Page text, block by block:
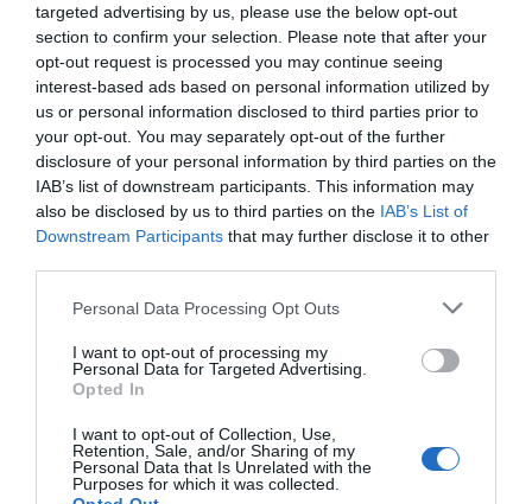
targeted advertising by us, please use the below opt-out
section to confirm your selection. Please note that after your
opt-out request is processed you may continue seeing
interest-based ads based on personal information utilized by
us or personal information disclosed to third parties prior to
your opt-out. You may separately opt-out of the further
disclosure of your personal information by third parties on the
IAB’s list of downstream participants. This information may
also be disclosed by us to third parties on the IAB’s List of
Downstream Participants that may further disclose it to other
Personal Data Processing Opt Outs
I want to opt-out of processing my
Personal Data for Targeted Advertising.
Opted In
I want to opt-out of Collection, Use,
Retention, Sale, and/or Sharing of my
Personal Data that Is Unrelated with the
Purposes for which it was collected.